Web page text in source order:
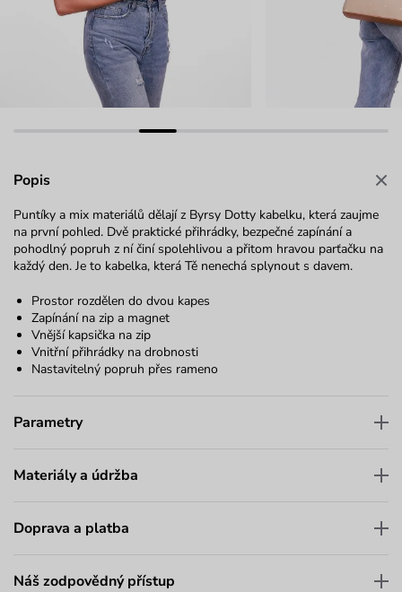
Popis
Puntíky a mix materiálů dělají z Byrsy Dotty kabelku, která zaujme
na první pohled. Dvě praktické přihrádky, bezpečné zapínání a
pohodlný popruh z ní činí spolehlivou a přitom hravou parťačku na
každý den. Je to kabelka, která Tě nenechá splynout s davem.
Prostor rozdělen do dvou kapes
Zapínání na zip a magnet
Vnější kapsička na zip
Vnitřní přihrádky na drobnosti
Nastavitelný popruh přes rameno
Parametry
Materiály a údržba
Doprava a platba
Náš zodpovědný přístup